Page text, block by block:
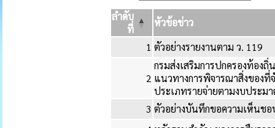
ลำดับ
ที่
หัวข้อข่าว
1 ตัวอย่างรายงานตาม ว. 119
2
กรมส่งเสริมการปกครองท้อ
แนวทางการพิจารณาสิ่งของ
ประเภทรายจ่ายตามงบประ
3 ตัวอย่างบันทึกขอความเห็นช